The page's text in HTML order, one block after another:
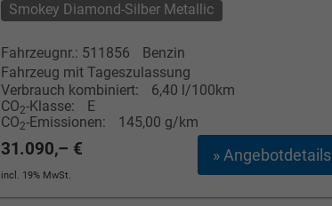
Smokey Diamond-Silber Metallic
Fahrzeugnr.: 511856
Benzin
Fahrzeug mit Tageszulassung
Verbrauch kombiniert:
6,40 l/100km
CO2-Klasse:
E
CO2-Emissionen: 145,00 g/km
» Angebotdetails
31.090,– €
incl. 19% MwSt.